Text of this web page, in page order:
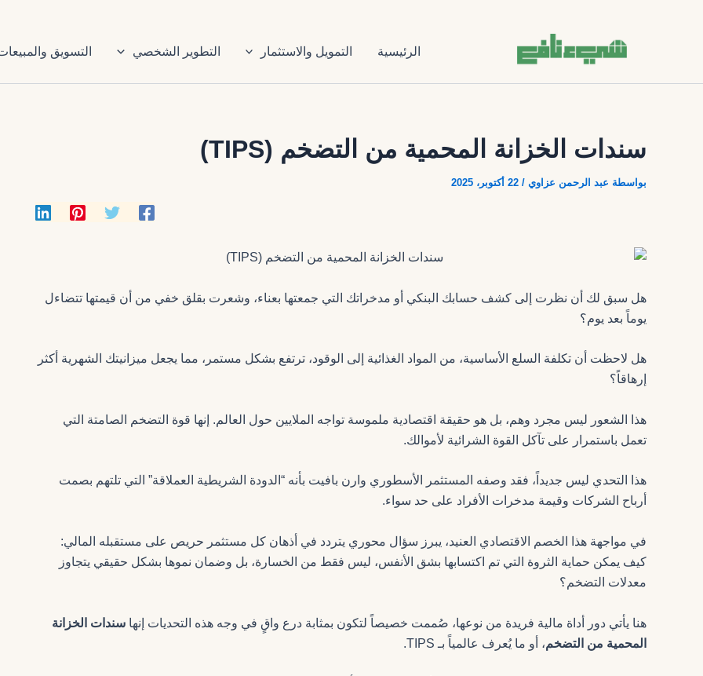
الرئيسية التمويل والاستثمار التطوير الشخصي التسويق
سندات الخزانة المحمية من التضخم (TIPS)
بواسطة عبد الرحمن عزاوي / 22 أكتوبر، 2025
هل سبق لك أن نظرت إلى كشف حسابك البنكي أو مدخراتك التي جمعتها بعناء، وشعرت بقلق خفي من أن قيمتها تتضاءل
يوماً بعد يوم؟
هل لاحظت أن تكلفة السلع الأساسية، من المواد الغذائية إلى الوقود، ترتفع بشكل مستمر، مما يجعل ميزانيتك الشهرية أكثر
إرهاقاً؟
هذا الشعور ليس مجرد وهم، بل هو حقيقة اقتصادية ملموسة تواجه الملايين حول العالم. إنها قوة التضخم الصامتة التي
تعمل باستمرار على تآكل القوة الشرائية لأموالك.
هذا التحدي ليس جديداً، فقد وصفه المستثمر الأسطوري وارن بافيت بأنه “الدودة الشريطية العملاقة” التي تلتهم بصمت
أرباح الشركات وقيمة مدخرات الأفراد على حد سواء.
في مواجهة هذا الخصم الاقتصادي العنيد، يبرز سؤال محوري يتردد في أذهان كل مستثمر حريص على مستقبله المالي:
كيف يمكن حماية الثروة التي تم اكتسابها بشق الأنفس، ليس فقط من الخسارة، بل وضمان نموها بشكل حقيقي يتجاوز
معدلات التضخم؟
هنا يأتي دور أداة مالية فريدة من نوعها، صُممت خصيصاً لتكون بمثابة درع واقٍ في وجه هذه التحديات إنها سندات الخزانة
المحمية من التضخم، أو ما يُعرف عالمياً بـ TIPS.